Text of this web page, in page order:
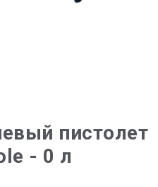
пистолет
- 0 л